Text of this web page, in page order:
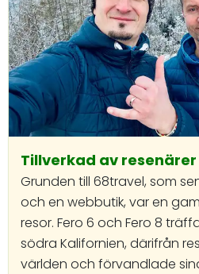
Tillverkad av
Grunden till 68travel, som
och en webbutik, var en
resor. Fero 6 och Fero 8
södra Kalifornien, därifrån
världen och förvandlade